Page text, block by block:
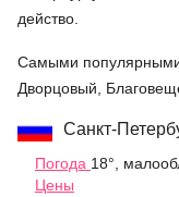
действо.
Самыми
Дворцовый,
Санкт-
Погода 18°,
Цены